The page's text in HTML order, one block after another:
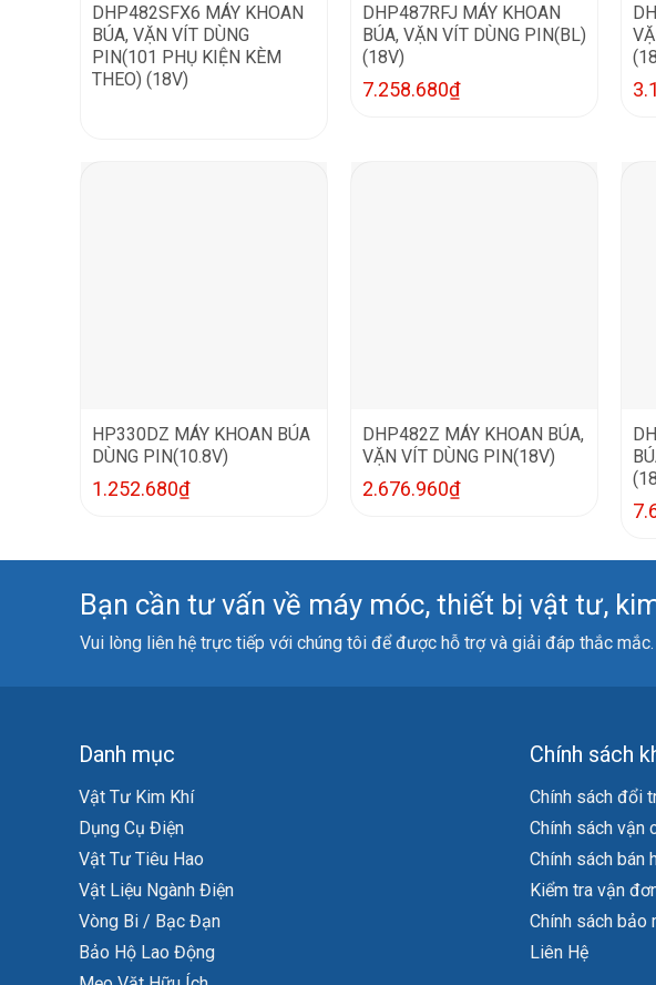
DHP482SFX6 MÁY KHOAN
BÚA, VẶN VÍT DÙNG
PIN(101 PHỤ KIỆN KÈM
THEO) (18V)
DHP487RFJ MÁY KHOAN
BÚA, VẶN VÍT DÙNG PIN(BL)
(18V)
7.258.680₫
HP330DZ MÁY KHOAN BÚA
DÙNG PIN(10.8V)
1.252.680₫
DHP482Z MÁY KHOAN BÚA,
VẶN VÍT DÙNG PIN(18V)
2.676.960₫
Bạn cần tư vấn về máy móc, thiết bị vật tư,
Vui lòng liên hệ trực tiếp với chúng tôi để được hỗ trợ và giải đáp thắc mắc.
Danh mục
Vật Tư Kim Khí
Dụng Cụ Điện
Vật Tư Tiêu Hao
Vật Liệu Ngành Điện
Vòng Bi / Bạc Đạn
Bảo Hộ Lao Động
Chính sách
Chính sách đổi
Chính sách vận
Chính sách bán
Kiểm tra vận
Chính sách bảo
Liên Hệ